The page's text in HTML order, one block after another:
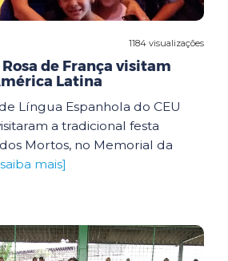
1184 visualizações
de França visitam
Latina
Língua Espanhola do CEU
a tradicional festa
Mortos, no Memorial da
mais]